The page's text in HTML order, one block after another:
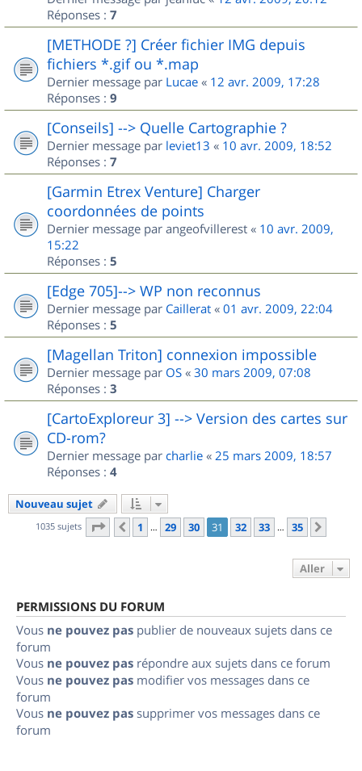
Réponses : 7
[METHODE ?] Créer fichier IMG depuis
fichiers *.gif ou *.map
Dernier message par Lucae « 12 avr. 2009, 17:28
Réponses : 9
[Conseils] --> Quelle Cartographie ?
Dernier message par leviet13 « 10 avr. 2009, 18:52
Réponses : 7
[Garmin Etrex Venture] Charger
coordonnées de points
Dernier message par angeofvillerest « 10 avr. 2009,
15:22
Réponses : 5
[Edge 705]--> WP non reconnus
Dernier message par Caillerat « 01 avr. 2009, 22:04
Réponses : 5
[Magellan Triton] connexion impossible
Dernier message par OS « 30 mars 2009, 07:08
Réponses : 3
[CartoExploreur 3] --> Version des cartes sur
CD-rom?
Dernier message par charlie « 25 mars 2009, 18:57
Réponses : 4
Nouveau sujet
1035 sujets Page 31 sur35
Précédent
1 … 29 30 31 32 33 … 35
Aller
PERMISSIONS DU FORUM
Vous ne pouvez pas publier de nouveaux sujets dans ce
forum
Vous ne pouvez pas répondre aux sujets dans ce forum
Vous ne pouvez pas modifier vos messages dans ce
forum
Vous ne pouvez pas supprimer vos messages dans ce
forum